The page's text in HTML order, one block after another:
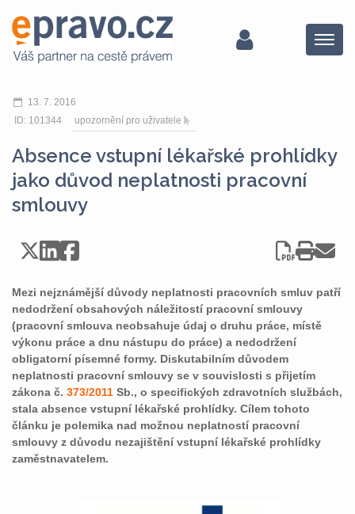
Menu
13. 7. 2016
ID: 101344
upozornění pro uživatele
Absence vstupní lékařské prohlídky
jako důvod neplatnosti pracovní
smlouvy
Mezi nejznámější důvody neplatnosti pracovních smluv patří
nedodržení obsahových náležitostí pracovní smlouvy
(pracovní smlouva neobsahuje údaj o druhu práce, místě
výkonu práce a dnu nástupu do práce) a nedodržení
obligatorní písemné formy. Diskutabilním důvodem
neplatnosti pracovní smlouvy se v souvislosti s přijetím
zákona č. 373/2011 Sb., o specifických zdravotních službách,
stala absence vstupní lékařské prohlídky. Cílem tohoto
článku je polemika nad možnou neplatností pracovní
smlouvy z důvodu nezajištění vstupní lékařské prohlídky
zaměstnavatelem.